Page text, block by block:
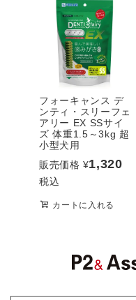
フォーキャンス デ
ンティ・スリーフェ
アリー EX SSサイ
ズ 体重1.5～3kg 超
小型犬用
販売価格 ¥1,320
税込
カートに入れる